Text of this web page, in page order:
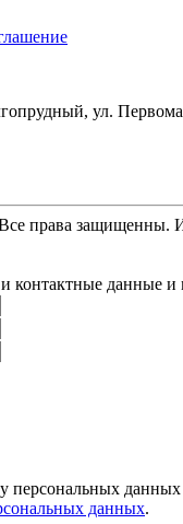
ул.
права защищенны.
контактные данные
персональных
данных.